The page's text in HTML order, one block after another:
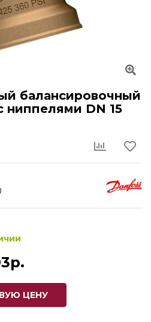
балансировочный
ниппелями DN 15
ЦЕНУ